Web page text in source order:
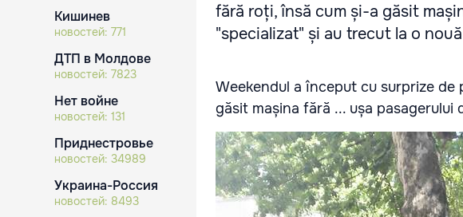
Кишинев
новостей: 771
ДТП в Молдове
новостей: 7823
Нет войне
новостей: 131
Приднестровье
новостей: 34989
Украина-Россия
новостей: 8493
fără roți, însă cum și-a găsit
"specializat" și au trecut la o
Weekendul a început cu surprize
găsit mașina fără ... ușa pasagerului